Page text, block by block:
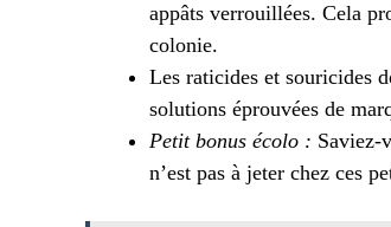
appâts verrouillées. Cela
colonie.
Les raticides et souricides
solutions éprouvées de
Petit bonus écolo : Saviez-
n’est pas à jeter chez ces